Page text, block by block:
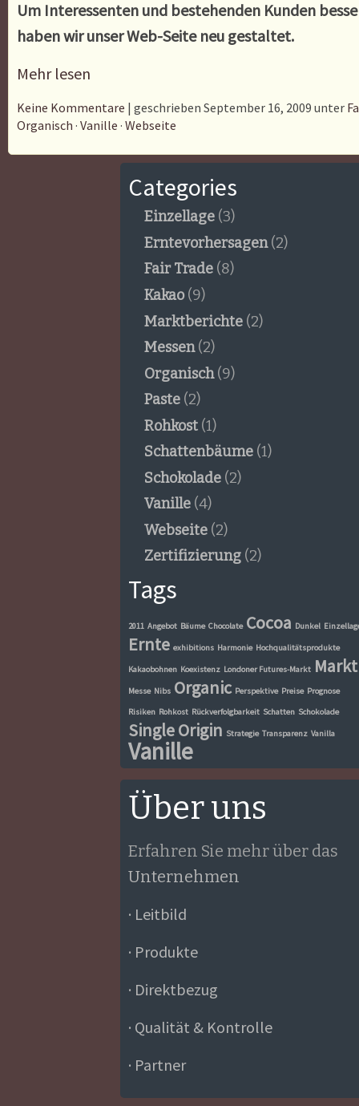
Um Interessenten und bestehenden Kunden
haben wir unser Web-Seite neu gestaltet.
Mehr lesen
Keine Kommentare | geschrieben September 16, 2009 unter
Organisch · Vanille · Webseite
Categories
Einzellage (3)
Erntevorhersagen(2)
Fair Trade (8)
Kakao(9)
Marktberichte (2)
Messen(2)
Organisch(9)
Paste (2)
Rohkost (1)
Schattenbäume (1)
Schokolade (2)
Vanille (4)
Webseite (2)
Zertifizierung (2)
Tags
2011 Angebot Bäume Chocolate Cocoa Dunkel
Ernte exhibitions Harmonie Hochqualitätsprodukte
Kakaobohnen Koexistenz Londoner Futures-Markt Markt
Messe Nibs Organic Perspektive Preise Prognose
Risiken Rohkost Rückverfolgbarkeit Schatten Schokolade
Single Origin Strategie Transparenz Vanilla
Vanille
Über uns
Erfahren Sie mehr über das
Unternehmen
· Leitbild
· Produkte
· Direktbezug
· Qualität & Kontrolle
· Partner